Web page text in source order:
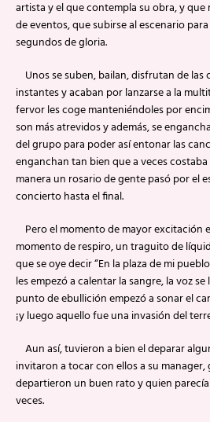
artista y el que contempla su obra, y
de eventos, que subirse al escenario
segundos de gloria.
Unos se suben, bailan, disfrutan de
instantes y acaban por lanzarse a la
fervor les coge manteniéndoles por
son más atrevidos y además, se
del grupo para poder así entonar las
enganchan tan bien que a veces
manera un rosario de gente pasó por el
concierto hasta el final.
Pero el momento de mayor excitación
momento de respiro, un traguito de
que se oye decir “En la plaza de mi
les empezó a calentar la sangre, la voz
punto de ebullición empezó a sonar el
¡y luego aquello fue una invasión del
Aun así, tuvieron a bien el deparar
invitaron a tocar con ellos a su
departieron un buen rato y quien
veces.